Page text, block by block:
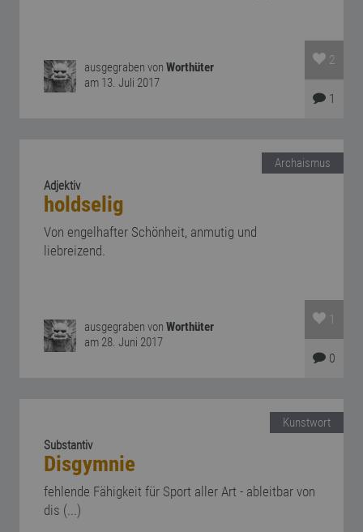
ausgegraben vonWorthüter
am 13. Juli 2017
2
1
Archaismus
Adjektiv
holdselig
Von engelhafter Schönheit, anmutig und
liebreizend.
ausgegraben vonWorthüter
am 28. Juni 2017
1
0
Kunstwort
Substantiv
Disgymnie
fehlende Fähigkeit für Sport aller Art - ableitbar von
dis (...)